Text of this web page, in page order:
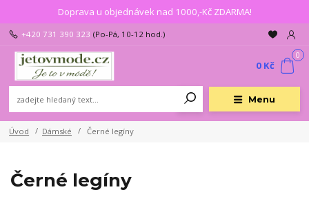
Doprava u objednávek nad 1000,-Kč ZDARMA!
Menu
+420 731 390 323 (Po-Pá, 10-12 hod.)
0
0 Kč
Úvod Dámské Černé legíny
Černé legíny